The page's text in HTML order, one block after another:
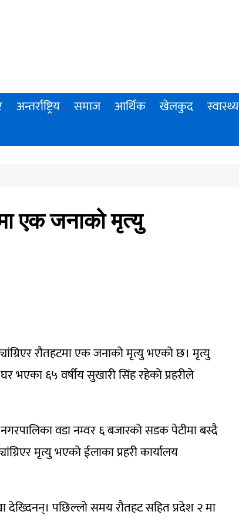
अन्तर्राष्ट्रिय समाज आर्थिक खेलकुद स्वास्थ्य
एक जनाको मृत्यु
रौतहटमा एक जनाको मृत्यु भएको छ। मृत्यु
भएका ६५ वर्षीय सुखारी सिंह रहेको प्रहरीले
वडा नम्वर ६ बजारको सडक पेटीमा बस्दै
मृत्यु भएको ईलाका प्रहरी कार्यालय
पछिल्लो समय रौतहट सहित प्रदेश २ मा